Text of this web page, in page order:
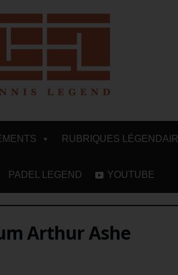
RUBRIQUES
PADEL LEGEND YOUTUBE
Arthur Ashe